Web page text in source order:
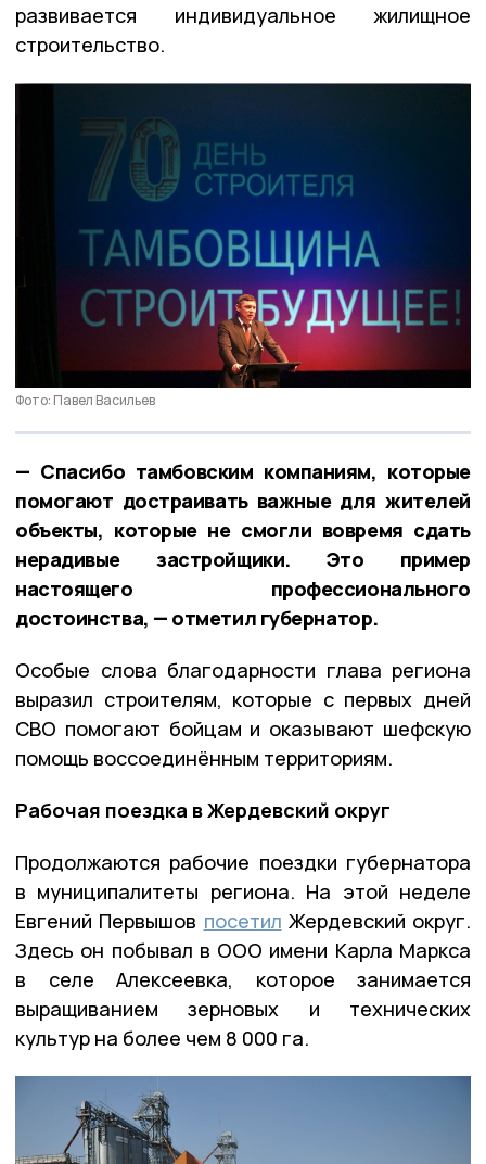
развивается индивидуальное жилищное
строительство.
Фото: Павел Васильев
— Спасибо тамбовским компаниям, которые
помогают достраивать важные для жителей
объекты, которые не смогли вовремя сдать
нерадивые застройщики. Это пример
настоящего профессионального
достоинства, — отметил губернатор.
Особые слова благодарности глава региона
выразил строителям, которые с первых дней
СВО помогают бойцам и оказывают шефскую
помощь воссоединённым территориям.
Рабочая поездка в Жердевский округ
Продолжаются рабочие поездки губернатора
в муниципалитеты региона. На этой неделе
Евгений Первышов посетил Жердевский округ.
Здесь он побывал в ООО имени Карла Маркса
в селе Алексеевка, которое занимается
выращиванием зерновых и технических
культур на более чем 8 000 га.